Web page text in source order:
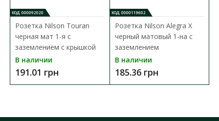
Механизм выключателя:Выключатель 1-кл
промежуточный
Цвет электроустановочных изделий:Черный
Тип монтажа электроустановочных изделий:
Внутренний
Степень защиты:
КОД: 000092020
Розетка Nilson Touran
черная мат 1-я с
заземлением с крышкой
В наличии
191.01 грн
КОД: 0000119602
Розетка Nilson Alegra X
черный матовый 1-на с
заземлением
В наличии
185.36 грн